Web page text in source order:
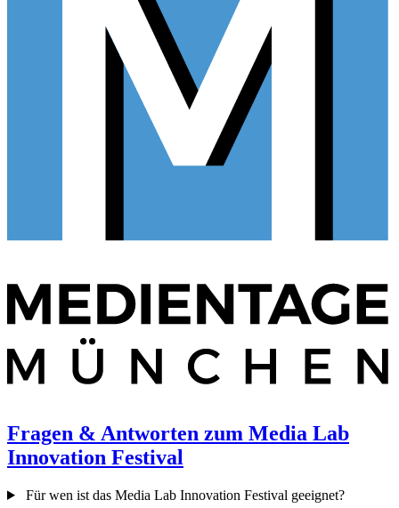
Fragen & Antworten zum Media Lab
Innovation Festival
Für wen ist das Media Lab Innovation Festival geeignet?